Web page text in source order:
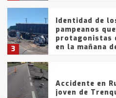
3
Identidad de
pampeanos
protagonistas
en la mañana
Accidente en
joven de